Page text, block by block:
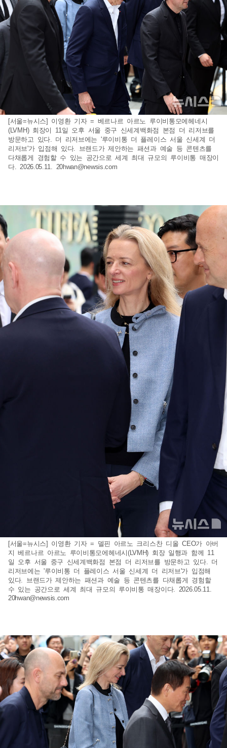
[서울=뉴시스] 이영환 기자 = 베르나르 아르노 루이비통모에헤네시
(LVMH) 회장이 11일 오후 서울 중구 신세계백화점 본점 더 리저브를
방문하고 있다. 더 리저브에는 '루이비통 더 플레이스 서울 신세계 더
리저브'가 입점해 있다. 브랜드가 제안하는 패션과 예술 등 콘텐츠를
다채롭게 경험할 수 있는 공간으로 세계 최대 규모의 루이비통 매장이
다. 2026.05.11. 20hwan@newsis.com
[서울=뉴시스] 이영환 기자 = 델핀 아르노 크리스찬 디올 CEO가 아버
지 베르나르 아르노 루이비통모에헤네시(LVMH) 회장 일행과 함께 11
일 오후 서울 중구 신세계백화점 본점 더 리저브를 방문하고 있다. 더
리저브에는 '루이비통 더 플레이스 서울 신세계 더 리저브'가 입점해
있다. 브랜드가 제안하는 패션과 예술 등 콘텐츠를 다채롭게 경험할
수 있는 공간으로 세계 최대 규모의 루이비통 매장이다. 2026.05.11.
20hwan@newsis.com